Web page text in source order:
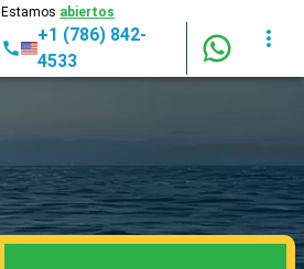
Estamos abiertos
+1 (786) 842-
4533